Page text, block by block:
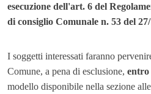
esecuzione dell'art. 6 del
di consiglio Comunale n. 53 del
I soggetti interessati faranno
Comune, a pena di esclusione,
modello disponibile nella sezione